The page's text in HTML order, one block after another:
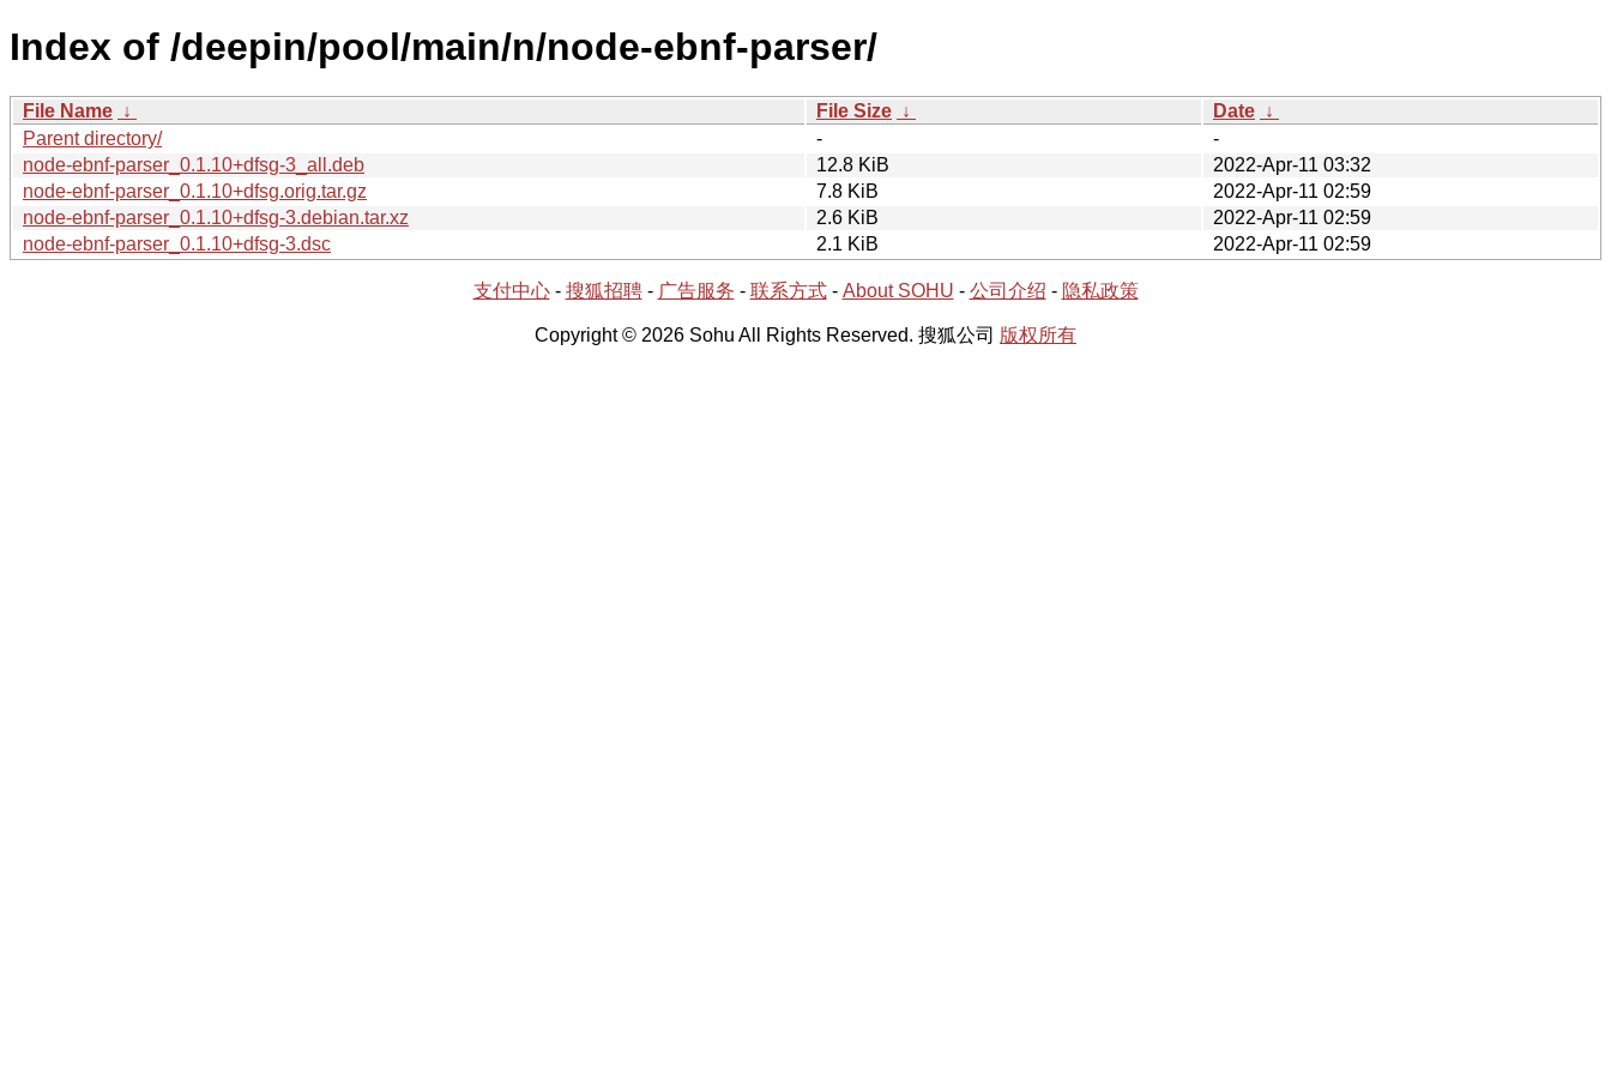
Index of /deepin/pool/main/n/node-ebnf-parser/
File Name ↓ File Size ↓ Date ↓
Parent directory/
-
-
node-ebnf-parser_0.1.10+dfsg-3_all.deb
12.8 KiB
2022-Apr-11 03:32
node-ebnf-parser_0.1.10+dfsg.orig.tar.gz
7.8 KiB
2022-Apr-11 02:59
node-ebnf-parser_0.1.10+dfsg-3.debian.tar.xz
2.6 KiB
2022-Apr-11 02:59
node-ebnf-parser_0.1.10+dfsg-3.dsc
2.1 KiB 2022-Apr-11 02:59
支付中心- 搜狐招聘- 广告服务 - 联系方式- About SOHU - 公司介绍 - 隐私政策
Copyright © 2026 Sohu All Rights Reserved. 搜狐公司 版权所有